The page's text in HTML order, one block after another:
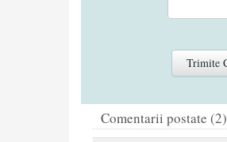
Comentarii postate (2)